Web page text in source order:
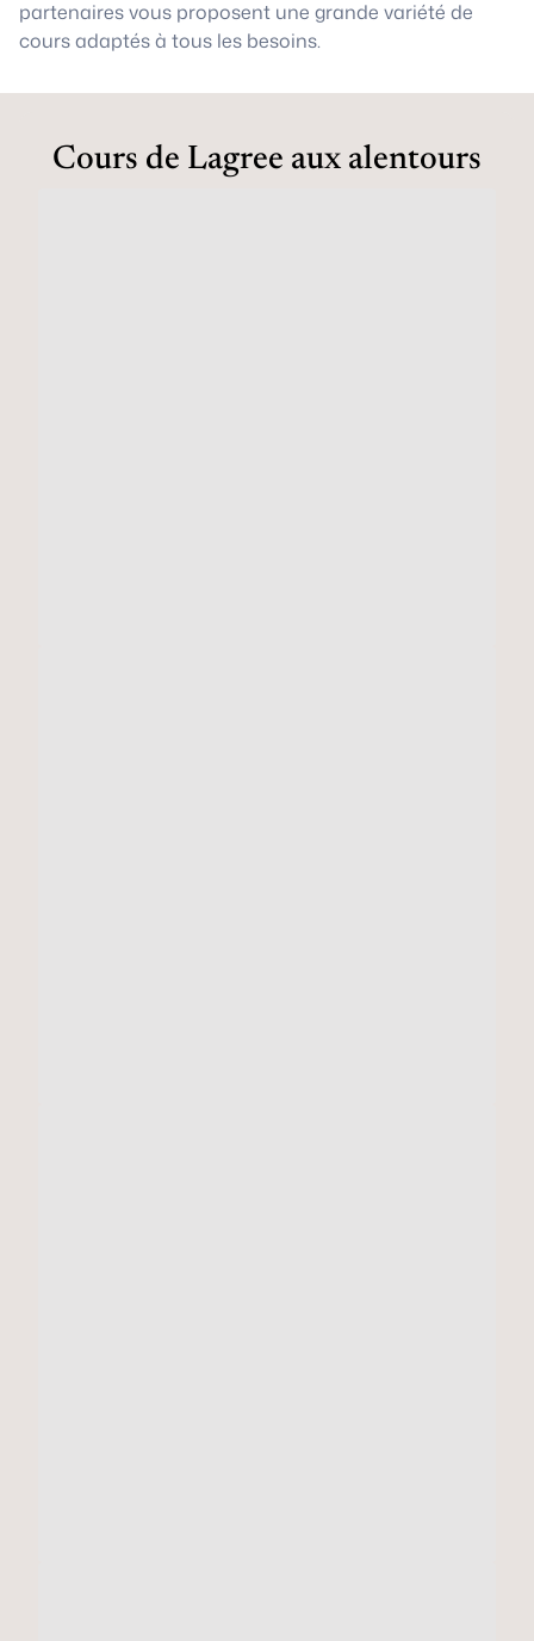
partenaires vous proposent une grande variété de
cours adaptés à tous les besoins.
Cours de Lagree aux alentours